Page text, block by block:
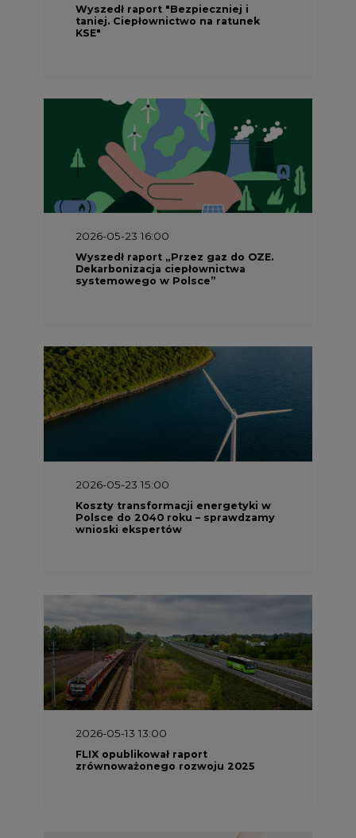
Wyszedł raport "Bezpieczniej i
taniej. Ciepłownictwo na ratunek
KSE"
2026-05-23 16:00
Wyszedł raport „Przez gaz do OZE.
Dekarbonizacja ciepłownictwa
systemowego w Polsce”
2026-05-23 15:00
Koszty transformacji energetyki w
Polsce do 2040 roku – sprawdzamy
wnioski ekspertów
2026-05-13 13:00
FLIX opublikował raport
zrównoważonego rozwoju 2025